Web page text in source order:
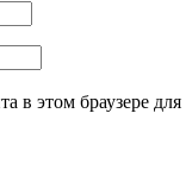
в этом браузере для